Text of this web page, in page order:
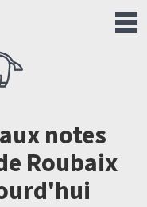
notes
Roubaix